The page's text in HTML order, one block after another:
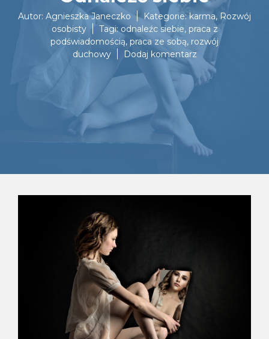
Autor: Agnieszka Janeczko Kategorie:karma, Rozwój
osobisty
Tagi: odnaleźc siebie, praca z
podświadomością, praca ze sobą, rozwój
duchowy
Dodaj komentarzdo
Odnaleźć
siebie